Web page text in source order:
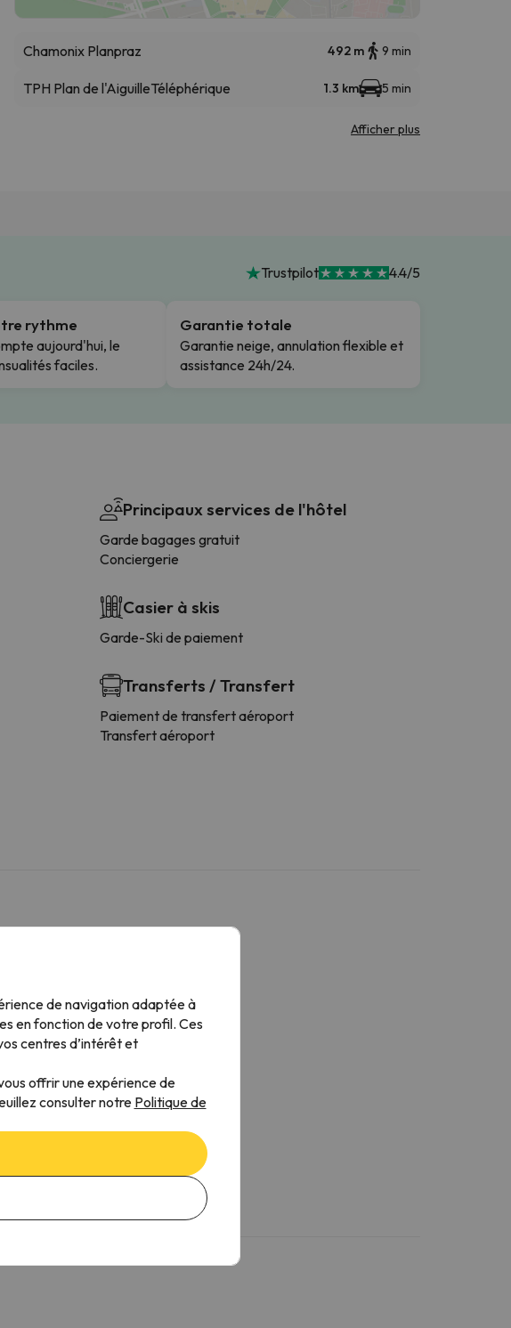
Chamonix Planpraz 492 m 9 min
TPH Plan de l'AiguilleTéléphérique 1.3 km 5 min
Afficher plus
Trustpilot 4.4/5
rythme
aujourd'hui, le
faciles.
Garantie totale
Garantie neige, annulation flexible et
assistance 24h/24.
Principaux services de l'hôtel
Garde bagages gratuit
Conciergerie
Casier à skis
Garde-Ski de paiement
Transferts / Transfert
Paiement de transfert aéroport
Transfert aéroport
de navigation adaptée à
en fonction de votre profil. Ces
centres d’intérêt et
offrir une expérience de
consulter notrePolitique de